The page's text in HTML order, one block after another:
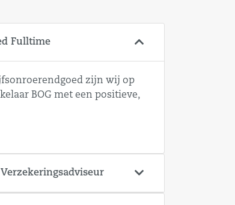
Fulltime
zijn wij op
BOG met een positieve,